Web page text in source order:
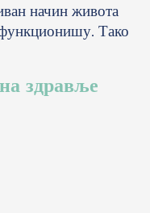
начин живота
Тако
здравље